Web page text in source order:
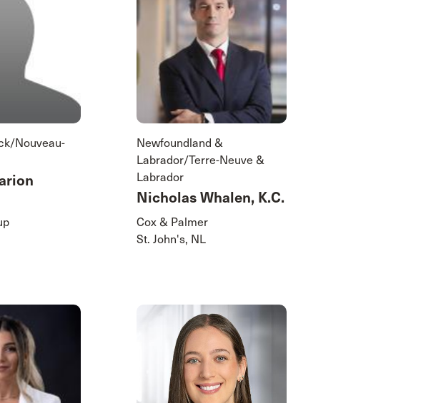
Nouveau-
Newfoundland &
Labrador/Terre-Neuve &
Labrador
Nicholas Whalen, K.C.
Cox & Palmer
St. John's, NL